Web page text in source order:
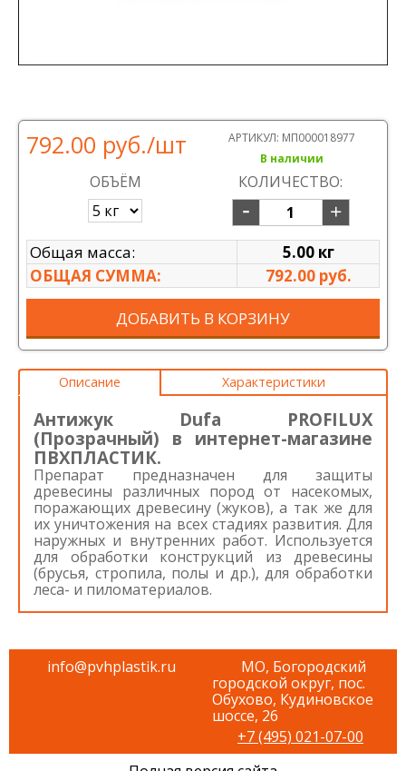
792.00 руб./шт АРТИКУЛ: МП000018977
В наличии
ОБЪЁМ КОЛИЧЕСТВО:
Общая масса:
5.00 кг
ОБЩАЯ СУММА:
792.00 руб.
ДОБАВИТЬ В КОРЗИНУ
Описание Характеристики
Антижук Dufa PROFILUX
(Прозрачный) в интернет-магазине
ПВХПЛАСТИК.
Препарат предназначен для защиты
древесины различных пород от насекомых,
поражающих древесину (жуков), а так же для
их уничтожения на всех стадиях развития. Для
наружных и внутренних работ. Используется
для обработки конструкций из древесины
(брусья, стропила, полы и др.), для обработки
леса- и пиломатериалов.
info@pvhplastik.ru
МО, Богородский
городской округ, пос.
Обухово, Кудиновское
шоссе, 26
+7 (495) 021-07-00